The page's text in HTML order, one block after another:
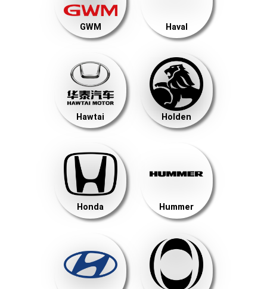
GWM Haval
Hawtai Holden
Honda Hummer